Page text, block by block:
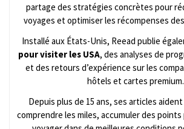
partage des stratégies concrètes pour
voyages et optimiser les récompenses
Installé aux États-Unis, Reead publie
pour visiter les USA, des analyses de
et des retours d’expérience sur les
hôtels et cartes premium.
Depuis plus de 15 ans, ses articles
comprendre les miles, accumuler des